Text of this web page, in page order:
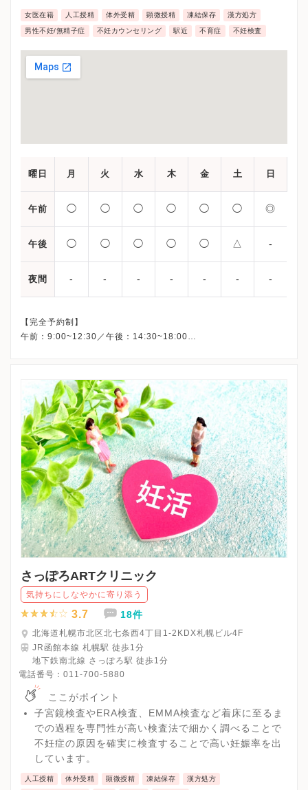
意されています。
女医在籍 人工授精 体外受精 顕微授精 凍結保存 漢方処方
男性不妊/無精子症 不妊カウンセリング 駅近 不育症 不妊検査
曜日 月 火 水 木 金 土 日
午前 ◯ ◯ ◯ ◯ ◯ ◯ ◎
午後 ◯ ◯ ◯ ◯ ◯ △ -
夜間 - - - - - - -
【完全予約制】
午前：9:00~12:30／午後：14:30~18:00
◎日曜・祝日午前中は、あざみ野本院にて体外受精関連の診療
（採卵・胚移植・ホルモン検査・超音波検査・注射等）を行って
さっぽろARTクリニック
気持ちにしなやかに寄り添う
3.7 18件
北海道札幌市北区北七条西4丁目1-2KDX札幌ビル4F
JR函館本線 札幌駅 徒歩1分
地下鉄南北線 さっぽろ駅 徒歩1分
電話番号： 011-700-5880
ここがポイント
子宮鏡検査やERA検査、EMMA検査など着床に至るま
での過程を専門性が高い検査法で細かく調べることで
不妊症の原因を確実に検査することで高い妊娠率を出
しています。
人工授精 体外受精 顕微授精 凍結保存 漢方処方